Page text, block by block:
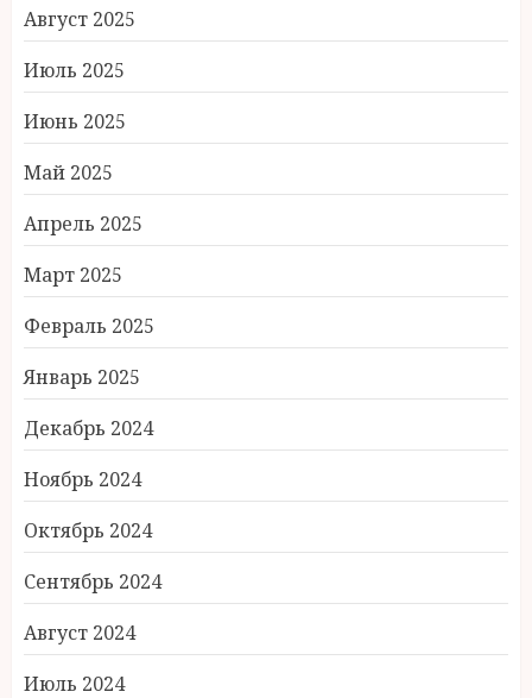
Август 2025
Июль 2025
Июнь 2025
Май 2025
Апрель 2025
Март 2025
Февраль 2025
Январь 2025
Декабрь 2024
Ноябрь 2024
Октябрь 2024
Сентябрь 2024
Август 2024
Июль 2024